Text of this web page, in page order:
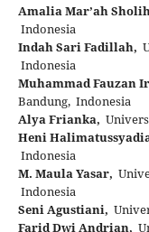
Amalia Mar’ah
Indonesia
Indah Sari Fadillah,
Indonesia
Muhammad Fauzan
Bandung, Indonesia
Alya Frianka,
Heni
Indonesia
M. Maula Yasar,
Indonesia
Seni Agustiani,
Farid Dwi Andrian,